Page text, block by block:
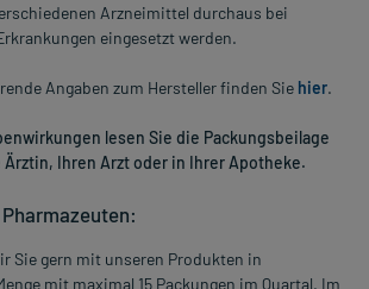
Arzneimittel durchaus bei
eingesetzt werden.
Angaben zum Hersteller finden Sie hier.
lesen Sie die Packungsbeilage
Ärztin, Ihren Arzt oder in Ihrer Apotheke.
Sie gern mit unseren Produkten in
mit maximal 15 Packungen im Quartal. Im